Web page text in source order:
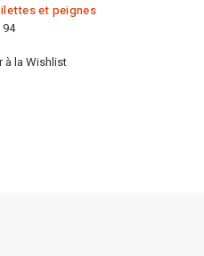
et peignes
94
à la Wishlist